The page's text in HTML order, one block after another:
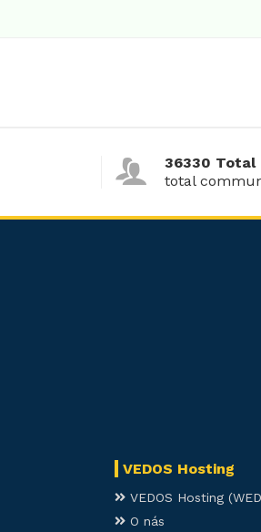
36330 Total
total
VEDOS Hosting
VEDOS Hosting
O nás